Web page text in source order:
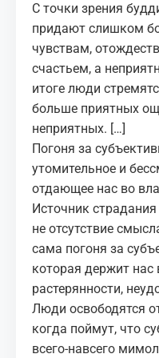
С точки зрения
придают слишком
чувствам,
счастьем, а
итоге люди
больше приятных
неприятных. […]
Погоня за
утомительное и
отдающее нас во
Источник
не отсутствие
сама погоня за
которая держит
растерянности,
Люди освободятся
когда поймут, что
всего-навсего